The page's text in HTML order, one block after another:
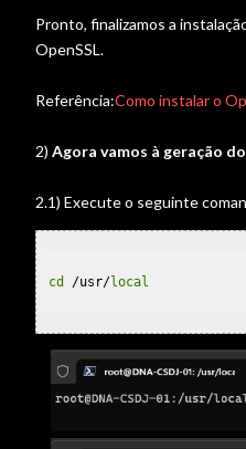
Pronto, finalizamos a
OpenSSL.
Referência:Como instalar o
2) Agora vamos à geração
2.1) Execute o seguinte
cd /usr/local